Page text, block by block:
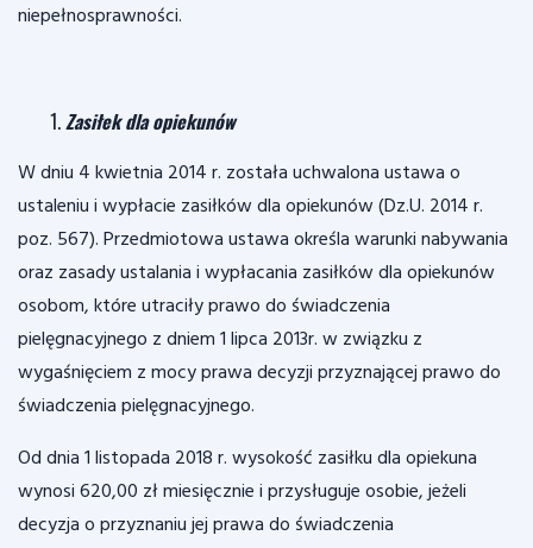
niepełnosprawności.
Zasiłek dla opiekunów
W dniu 4 kwietnia 2014 r. została uchwalona ustawa o
ustaleniu i wypłacie zasiłków dla opiekunów (Dz.U. 2014 r.
poz. 567). Przedmiotowa ustawa określa warunki nabywania
oraz zasady ustalania i wypłacania zasiłków dla opiekunów
osobom, które utraciły prawo do świadczenia
pielęgnacyjnego z dniem 1 lipca 2013r. w związku z
wygaśnięciem z mocy prawa decyzji przyznającej prawo do
świadczenia pielęgnacyjnego.
Od dnia 1 listopada 2018 r. wysokość zasiłku dla opiekuna
wynosi 620,00 zł miesięcznie i przysługuje osobie, jeżeli
decyzja o przyznaniu jej prawa do świadczenia